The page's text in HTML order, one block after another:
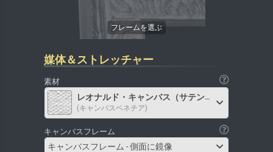
媒体＆ストレッチャー
素材
レオナルド・キャンバス（サテン）
(キャンバスベネチア)
キャンバスフレーム
キャンバスフレーム - 側面に鏡像